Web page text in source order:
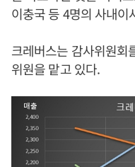
이충국 등 4명의 사내
크레버스는 감사위원회
위원을 맡고 있다.